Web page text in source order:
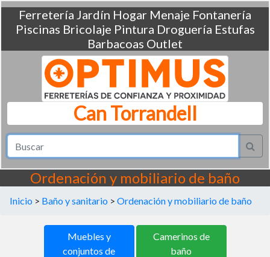
Ferretería Jardín Hogar Menaje Fontanería
Piscinas Bricolaje Pintura Droguería Estufas
Barbacoas Outlet
Can Torrandell
Ordenación y mobiliario de baño
Inicio > Baño y sanitario > Ordenación y mobiliario de baño
Muebles y
conjuntos de
Camerinos de
baño